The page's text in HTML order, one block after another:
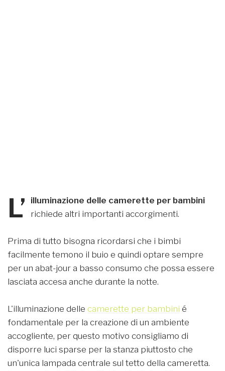
L’
illuminazione delle camerette per bambini
richiede altri importanti accorgimenti.
Prima di tutto bisogna ricordarsi che i bimbi
facilmente temono il buio e quindi optare sempre
per un abat-jour a basso consumo che possa essere
lasciata accesa anche durante la notte.
L'illuminazione delle camerette per bambini é
fondamentale per la creazione di un ambiente
accogliente, per questo motivo consigliamo di
disporre luci sparse per la stanza piuttosto che
un'unica lampada centrale sul tetto della cameretta.